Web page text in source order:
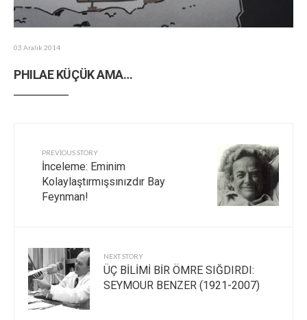
03 Aralık 2014
PHILAE KÜÇÜK AMA…
PREVIOUS STORY
İnceleme: Eminim
Kolaylaştırmışsınızdır Bay
Feynman!
NEXT STORY
ÜÇ BİLİMİ BİR ÖMRE SIĞDIRDI:
SEYMOUR BENZER (1921-2007)